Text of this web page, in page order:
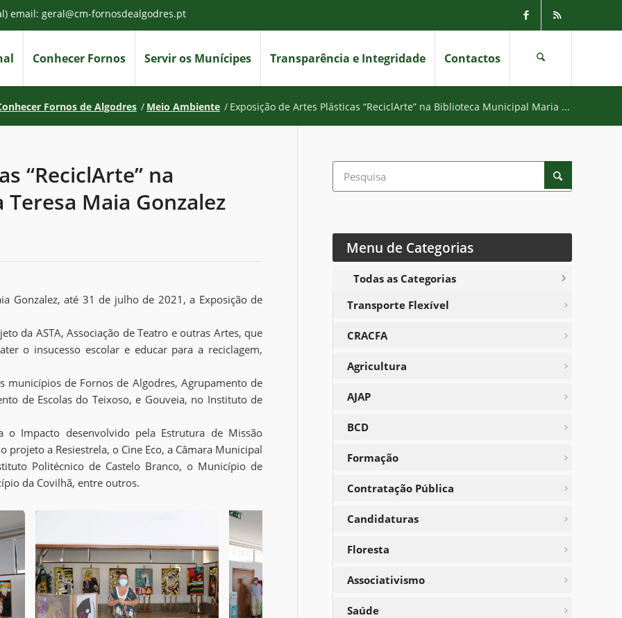
email: geral@cm-fornosdealgodres.pt
Conhecer Fornos Servir os Munícipes Transparência e Integridade Contactos
Fornos de Algodres / Meio Ambiente / Exposição de Artes Plásticas “ReciclArte” na Biblioteca Municipal Maria ...
“ReciclArte” na
Maia Gonzalez
Gonzalez, até 31 de julho de 2021, a Exposição de
da ASTA, Associação de Teatro e outras Artes, que
o insucesso escolar e educar para a reciclagem,
de Fornos de Algodres, Agrupamento de
de Escolas do Teixoso, e Gouveia, no Instituto de
o Impacto desenvolvido pela Estrutura de Missão
a Resiestrela, o Cine Eco, a Câmara Municipal
Politécnico de Castelo Branco, o Município de
da Covilhã, entre outros.
Menu de Categorias
Todas as Categorias
Transporte Flexível
CRACFA
Agricultura
AJAP
BCD
Formação
Contratação Pública
Candidaturas
Floresta
Associativismo
Saúde